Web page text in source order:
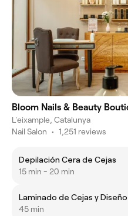
Bloom Nails & Beauty
L'eixample, Catalunya
Nail Salon • 1,251 reviews
Depilación Cera de Cejas
15 min - 20 min
Laminado de Cejas y Diseño
45 min